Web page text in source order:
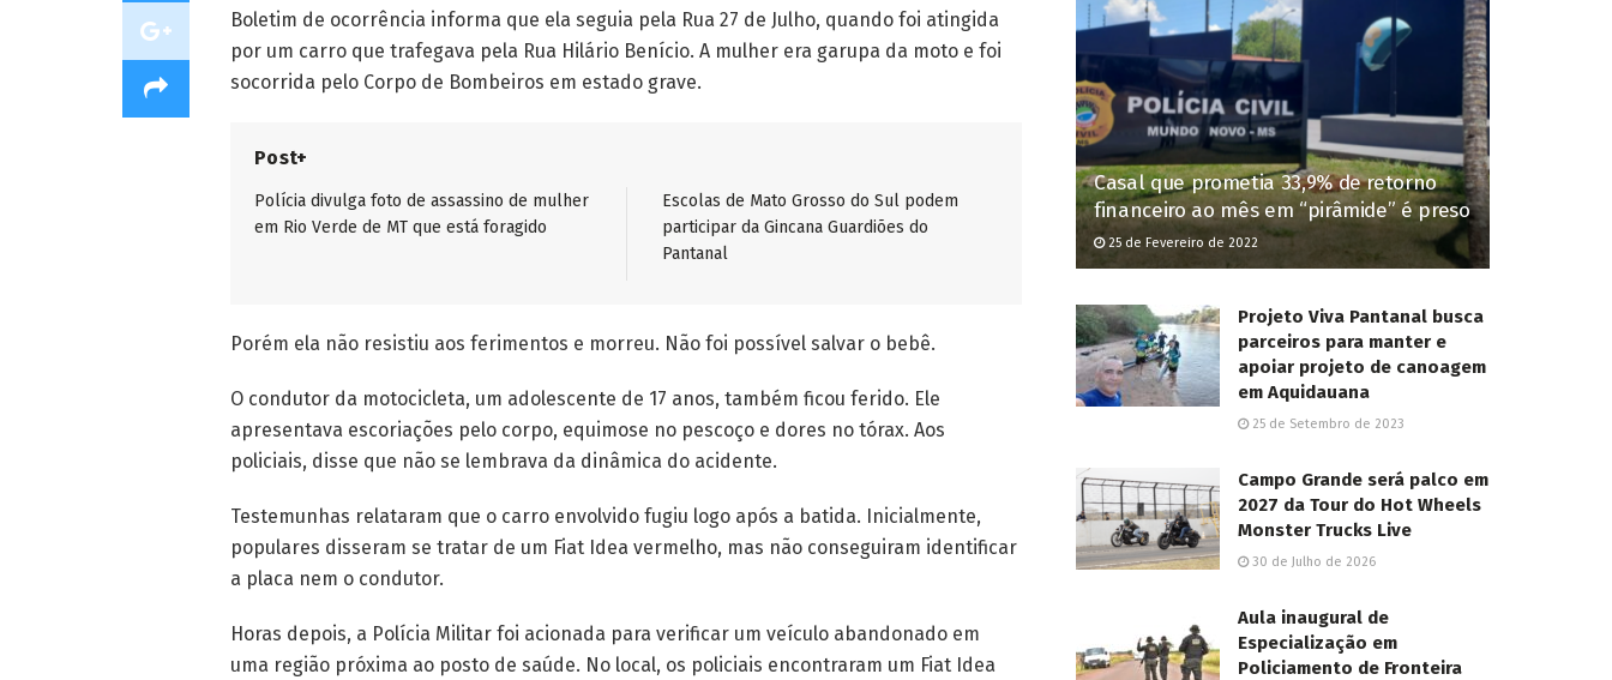
Boletim de ocorrência informa que ela seguia pela Rua 27 de Julho, quando foi atingida
por um carro que trafegava pela Rua Hilário Benício. A mulher era garupa da moto e foi
socorrida pelo Corpo de Bombeiros em estado grave.
Post+
Polícia divulga foto de assassino de mulher
em Rio Verde de MT que está foragido
Escolas de Mato Grosso do Sul podem
participar da Gincana Guardiões do
Pantanal
Porém ela não resistiu aos ferimentos e morreu. Não foi possível salvar o bebê.
O condutor da motocicleta, um adolescente de 17 anos, também ficou ferido. Ele
apresentava escoriações pelo corpo, equimose no pescoço e dores no tórax. Aos
policiais, disse que não se lembrava da dinâmica do acidente.
Testemunhas relataram que o carro envolvido fugiu logo após a batida. Inicialmente,
populares disseram se tratar de um Fiat Idea vermelho, mas não conseguiram identificar
a placa nem o condutor.
Horas depois, a Polícia Militar foi acionada para verificar um veículo abandonado em
uma região próxima ao posto de saúde. No local, os policiais encontraram um Fiat Idea
Casal que prometia 33,9% de retorno
financeiro ao mês em “pirâmide” é preso
25 de Fevereiro de 2022
Projeto Viva Pantanal busca
parceiros para manter e
apoiar projeto de canoagem
em Aquidauana
25 de Setembro de 2023
Campo Grande será palco em
2027 da Tour do Hot Wheels
Monster Trucks Live
30 de Julho de 2026
Aula inaugural de
Especialização em
Policiamento de Fronteira